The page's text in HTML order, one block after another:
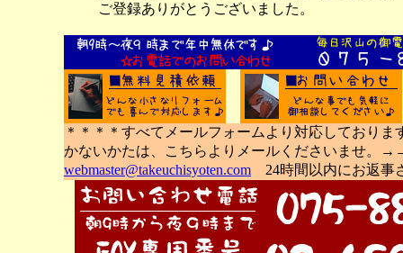
ご登録ありがとうございました。
＊＊＊＊すべてメールフォームより対応しておりま
かないかたは、こちらよりメールくださいませ
webmaster@takeuchisyoten.com 24時間以内にお返事